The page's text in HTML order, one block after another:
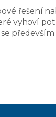
řešení
vyhoví